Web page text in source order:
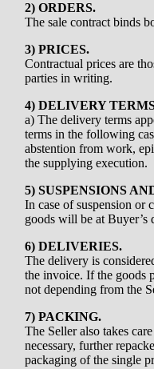
2) ORDERS.
The sale contract binds
3) PRICES.
Contractual prices are
parties in writing.
4) DELIVERY
a) The delivery terms
terms in the following
abstention from work,
the supplying execution.
5) SUSPENSIONS
In case of suspension or
goods will be at Buyer’s
6) DELIVERIES.
The delivery is
the invoice. If the goods
not depending from the
7) PACKING.
The Seller also takes
necessary, further
packaging of the single